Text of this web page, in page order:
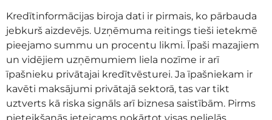
Kredītinformācijas biroja dati ir pirmais, ko pārbauda
jebkurš aizdevējs. Uzņēmuma reitings tieši ietekmē
pieejamo summu un procentu likmi. Īpaši mazajiem
un vidējiem uzņēmumiem liela nozīme ir arī
īpašnieku privātajai kredītvēsturei. Ja īpašniekam ir
kavēti maksājumi privātajā sektorā, tas var tikt
uztverts kā riska signāls arī biznesa saistībām. Pirms